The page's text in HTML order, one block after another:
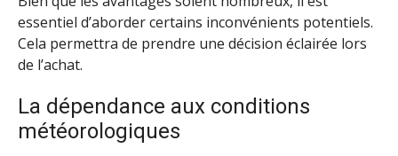
essentiel d’aborder certains inconvénients potentiels.
Cela permettra de prendre une décision éclairée lors
de l’achat.
La dépendance aux conditions
météorologiques